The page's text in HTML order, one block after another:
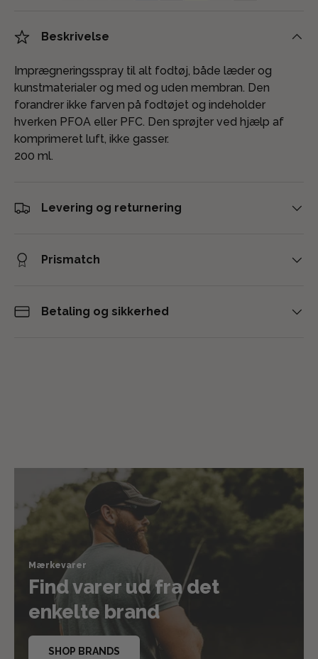
Beskrivelse
Imprægneringsspray til alt fodtøj, både læder og
kunstmaterialer og med og uden membran. Den
forandrer ikke farven på fodtøjet og indeholder
hverken PFOA eller PFC. Den sprøjter ved hjælp af
komprimeret luft, ikke gasser.
200 ml.
Levering og returnering
Prismatch
Betaling og sikkerhed
Mærkevarer
Find varer ud fra det
enkelte brand
SHOP BRANDS